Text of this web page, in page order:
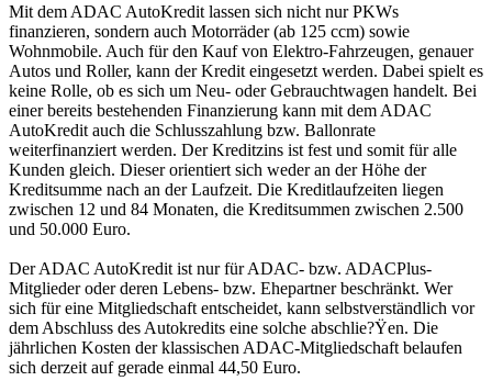
Mit dem ADAC AutoKredit lassen sich nicht nur PKWs
finanzieren, sondern auch Motorräder (ab 125 ccm) sowie
Wohnmobile. Auch für den Kauf von Elektro-Fahrzeugen, genauer
Autos und Roller, kann der Kredit eingesetzt werden. Dabei spielt es
keine Rolle, ob es sich um Neu- oder Gebrauchtwagen handelt. Bei
einer bereits bestehenden Finanzierung kann mit dem ADAC
AutoKredit auch die Schlusszahlung bzw. Ballonrate
weiterfinanziert werden. Der Kreditzins ist fest und somit für alle
Kunden gleich. Dieser orientiert sich weder an der Höhe der
Kreditsumme nach an der Laufzeit. Die Kreditlaufzeiten liegen
zwischen 12 und 84 Monaten, die Kreditsummen zwischen 2.500
und 50.000 Euro.
Der ADAC AutoKredit ist nur für ADAC- bzw. ADACPlus-
Mitglieder oder deren Lebens- bzw. Ehepartner beschränkt. Wer
sich für eine Mitgliedschaft entscheidet, kann selbstverständlich vor
dem Abschluss des Autokredits eine solche abschlie?Ÿen. Die
jährlichen Kosten der klassischen ADAC-Mitgliedschaft belaufen
sich derzeit auf gerade einmal 44,50 Euro.